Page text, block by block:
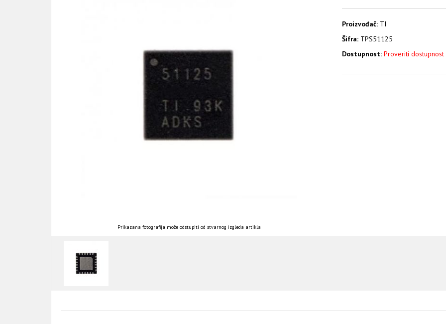
Prikazana fotografija može odstupiti od stvarnog izgleda artikla
Proizvođač:TI
Šifra: TPS51125
Dostupnost: Proveriti dostupnost